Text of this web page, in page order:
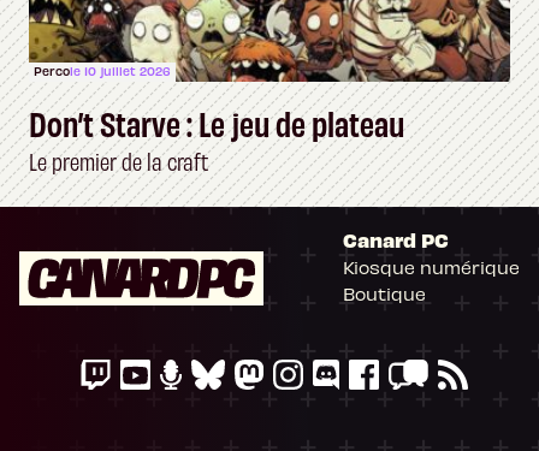
Percole 10 juillet 2026
Don’t Starve : Le jeu de plateau
Le premier de la craft
Canard PC
Kiosque numérique
Boutique